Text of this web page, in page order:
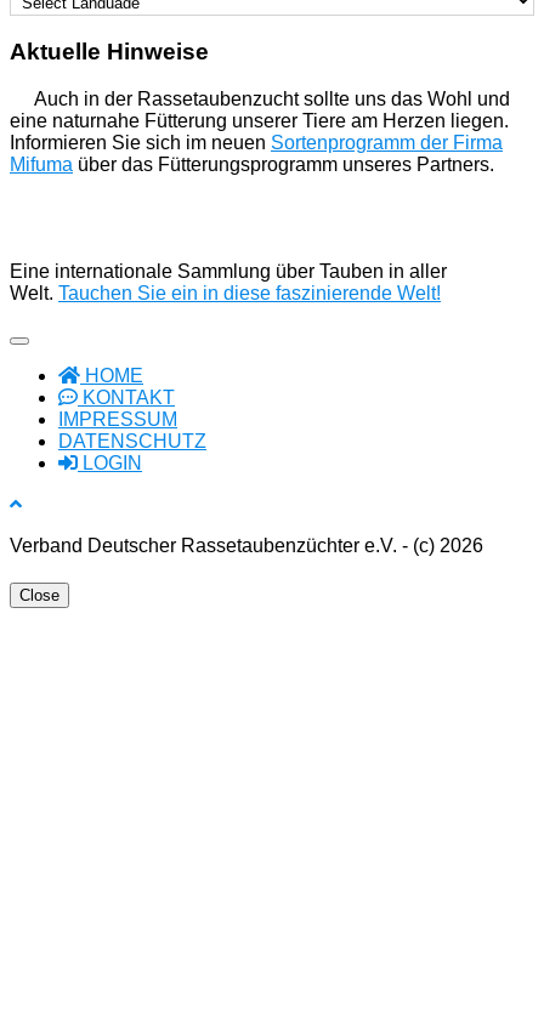
Aktuelle Hinweise
Auch in der Rassetaubenzucht sollte uns das Wohl und
eine naturnahe Fütterung unserer Tiere am Herzen liegen.
Informieren Sie sich im neuen Sortenprogramm der Firma
Mifuma über das Fütterungsprogramm unseres Partners.
Eine internationale Sammlung über Tauben in aller
Welt. Tauchen Sie ein in diese faszinierende Welt!
HOME
KONTAKT
IMPRESSUM
DATENSCHUTZ
LOGIN
Verband Deutscher Rassetaubenzüchter e.V. - (c) 2026
Close